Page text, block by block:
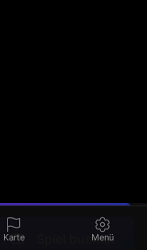
Spiel buchen
Einen Fehler gefunden?
Karte Menü